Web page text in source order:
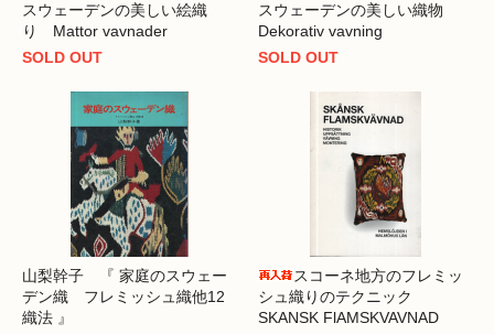
スウェーデンの美しい絵織
り Mattor vavnader
SOLD OUT
スウェーデンの美しい織物
Dekorativ vavning
SOLD OUT
山梨幹子 『 家庭のスウェー
デン織 フレミッシュ織他12
織法 』
スコーネ地方のフレミッ
シュ織りのテクニック
SKANSK FlAMSKVAVNAD